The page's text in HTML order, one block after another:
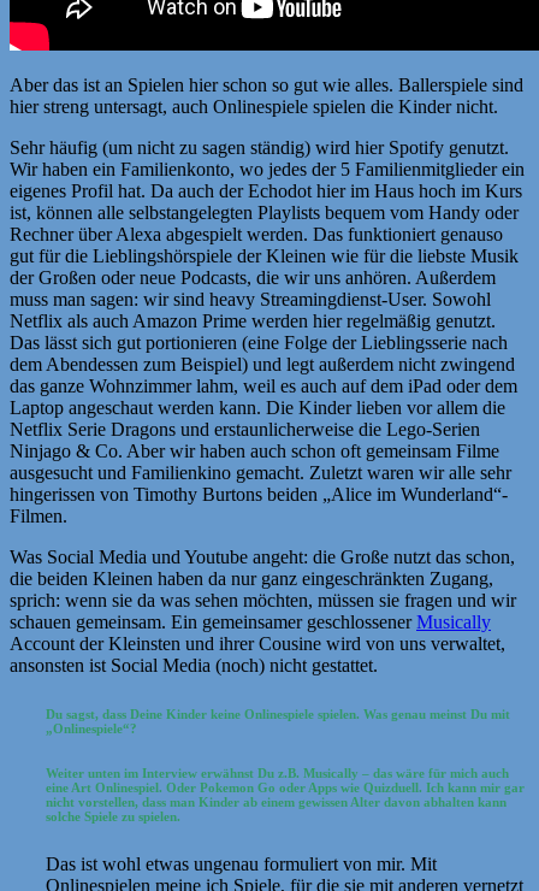
Aber das ist an Spielen hier schon so gut wie alles. Ballerspiele sind
hier streng untersagt, auch Onlinespiele spielen die Kinder nicht.
Sehr häufig (um nicht zu sagen ständig) wird hier Spotify genutzt.
Wir haben ein Familienkonto, wo jedes der 5 Familienmitglieder ein
eigenes Profil hat. Da auch der Echodot hier im Haus hoch im Kurs
ist, können alle selbstangelegten Playlists bequem vom Handy oder
Rechner über Alexa abgespielt werden. Das funktioniert genauso
gut für die Lieblingshörspiele der Kleinen wie für die liebste Musik
der Großen oder neue Podcasts, die wir uns anhören. Außerdem
muss man sagen: wir sind heavy Streamingdienst-User. Sowohl
Netflix als auch Amazon Prime werden hier regelmäßig genutzt.
Das lässt sich gut portionieren (eine Folge der Lieblingsserie nach
dem Abendessen zum Beispiel) und legt außerdem nicht zwingend
das ganze Wohnzimmer lahm, weil es auch auf dem iPad oder dem
Laptop angeschaut werden kann. Die Kinder lieben vor allem die
Netflix Serie Dragons und erstaunlicherweise die Lego-Serien
Ninjago & Co. Aber wir haben auch schon oft gemeinsam Filme
ausgesucht und Familienkino gemacht. Zuletzt waren wir alle sehr
hingerissen von Timothy Burtons beiden „Alice im Wunderland“-
Filmen.
Was Social Media und Youtube angeht: die Große nutzt das schon,
die beiden Kleinen haben da nur ganz eingeschränkten Zugang,
sprich: wenn sie da was sehen möchten, müssen sie fragen und wir
schauen gemeinsam. Ein gemeinsamer geschlossenerMusically
Account der Kleinsten und ihrer Cousine wird von uns verwaltet,
ansonsten ist Social Media (noch) nicht gestattet.
Du sagst, dass Deine Kinder keine Onlinespiele spielen. Was genau meinst Du mit
„Onlinespiele“?
Weiter unten im Interview erwähnst Du z.B. Musically – das wäre für mich auch
eine Art Onlinespiel. Oder Pokemon Go oder Apps wie Quizduell. Ich kann mir gar
nicht vorstellen, dass man Kinder ab einem gewissen Alter davon abhalten kann
solche Spiele zu spielen.
Das ist wohl etwas ungenau formuliert von mir. Mit
Onlinespielen meine ich Spiele, für die sie mit anderen vernetzt